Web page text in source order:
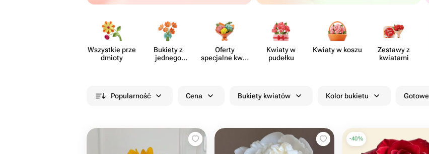
Wszystkie prze​
dmioty
Bukiety z
jednego
Oferty
specjalne kwia​
Kwiaty w
pudełku
Kwiaty w koszu
Zestawy z
kwiatami
Popularność Cena Bukiety kwiatów Kolor bukietu Gotowe
-40%